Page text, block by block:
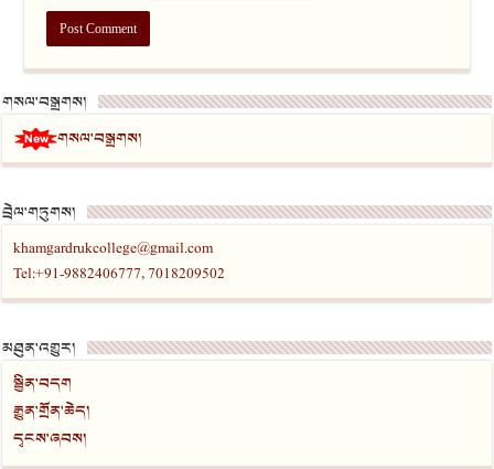
གསལ་བསྒྲགས།
གསལ་བསྒྲགས།
བྲེལ་གཏུགས།
khamgardrukcollege@gmail.com
Tel:+91-9882406777, 7018209502
མཐུན་འགྱུར།
སྦྱིན་བདག
རྒྱུན་གྲོན་ཆེད།
དྭངས་ཞབས།